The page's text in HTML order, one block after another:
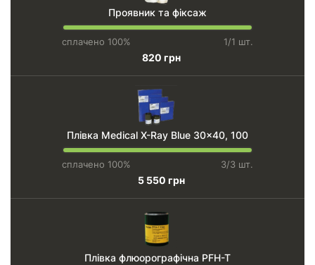
Проявник та фіксаж
сплачено 100% 1/1 шт.
820 грн
Плівка Medical X-Ray Blue 30x40, 100
сплачено 100% 3/3 шт.
5 550 грн
Плівка флюорографічна PFH-T